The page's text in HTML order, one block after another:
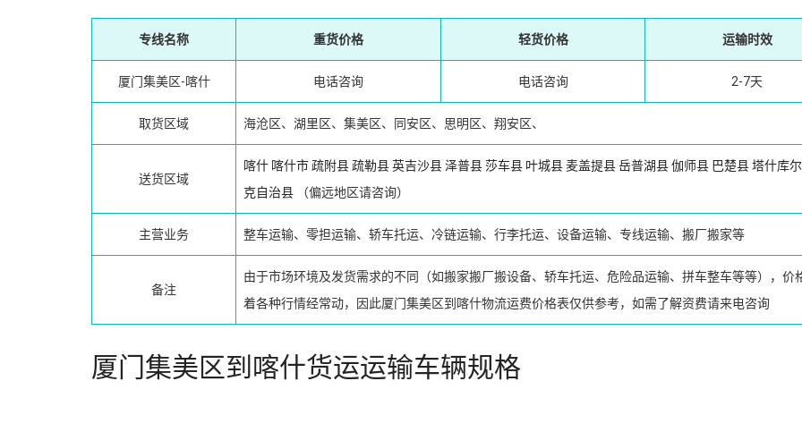
专线名称 重货价格 轻货价格 运输时效
厦门集美区-喀什 电话咨询 电话咨询 2-7天
取货区域 海沧区、湖里区、集美区、同安区、思明区、翔安区、
送货区域
喀什 喀什市疏附县疏勒县英吉沙县泽普县莎车县 叶城县麦盖提县岳普湖县伽师县 巴楚县塔什库
克自治县 （偏远地区请咨询）
主营业务 整车运输、零担运输、轿车托运、冷链运输、行李托运、设备运输、专线运输、搬厂搬家等
备注
由于市场环境及发货需求的不同（如搬家搬厂搬设备、轿车托运、危险品运输、拼车整车等等），价
着各种行情经常动，因此厦门集美区到喀什物流运费价格表仅供参考，如需了解资费请来电咨询
厦门集美区到喀什货运运输车辆规格